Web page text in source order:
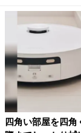
四角い部屋を四角